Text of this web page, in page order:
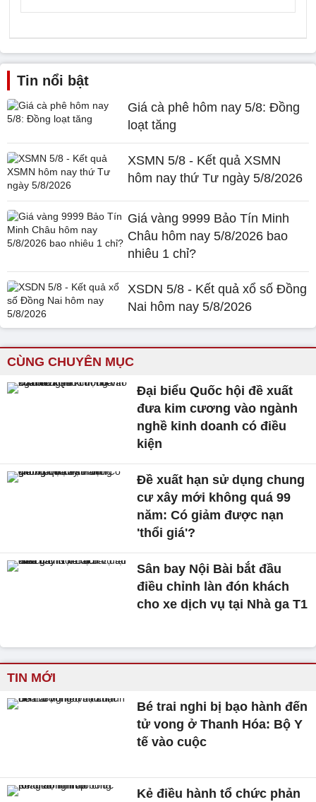
Tin nổi bật
Giá cà phê hôm nay 5/8: Đồng
loạt tăng
XSMN 5/8 - Kết quả XSMN
hôm nay thứ Tư ngày 5/8/2026
Giá vàng 9999 Bảo Tín Minh
Châu hôm nay 5/8/2026 bao
nhiêu 1 chỉ?
XSDN 5/8 - Kết quả xổ số Đồng
Nai hôm nay 5/8/2026
CÙNG CHUYÊN MỤC
Đại biểu Quốc hội đề xuất
đưa kim cương vào ngành
nghề kinh doanh có điều
kiện
Đề xuất hạn sử dụng chung
cư xây mới không quá 99
năm: Có giảm được nạn
'thổi giá'?
Sân bay Nội Bài bắt đầu
điều chỉnh làn đón khách
cho xe dịch vụ tại Nhà ga T1
TIN MỚI
Bé trai nghi bị bạo hành đến
tử vong ở Thanh Hóa: Bộ Y
tế vào cuộc
Kẻ điều hành tổ chức phản